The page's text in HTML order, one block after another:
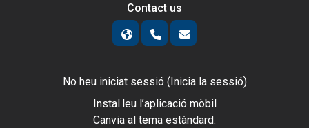
Contact us
No heu iniciat sessió (Inicia la sessió)
Instal·leu l’aplicació mòbil
Canvia al tema estàndard.